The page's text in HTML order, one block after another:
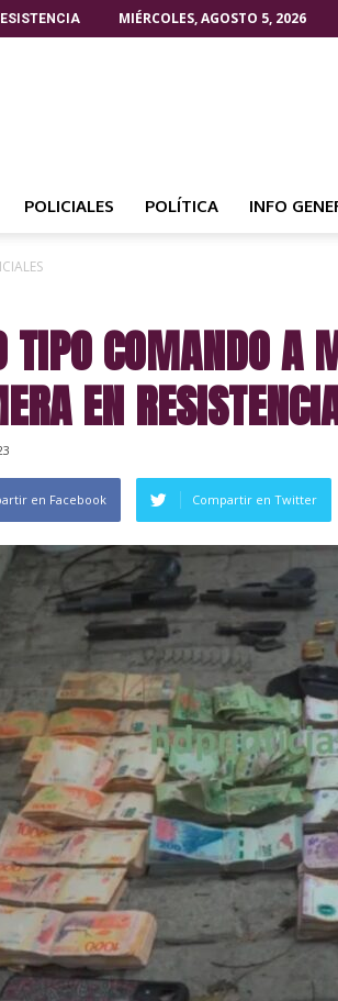
MIÉRCOLES, AGOSTO 5, 2026
POLICIALES POLÍTICA INFO
TIPO COMANDO A
EN
en Facebook Compartir en Twitter